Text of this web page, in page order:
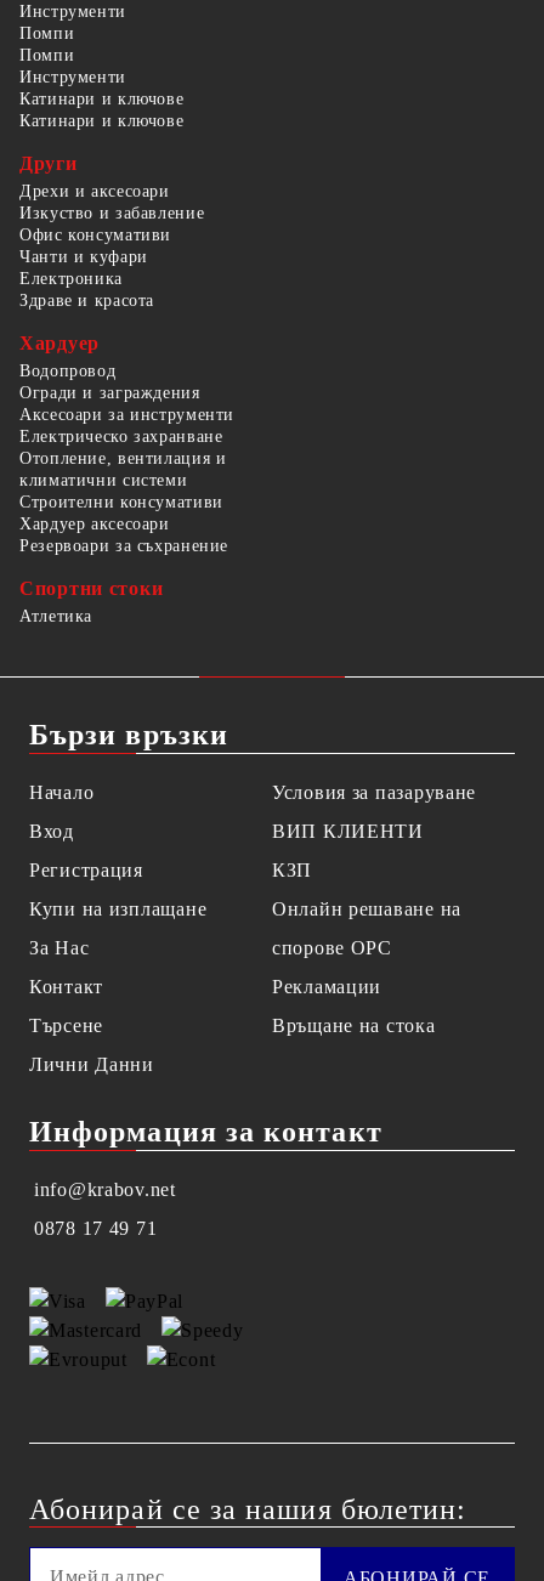
Инструменти
Помпи
Помпи
Инструменти
Катинари и ключове
Катинари и ключове
Други
Дрехи и аксесоари
Изкуство и забавление
Офис консумативи
Чанти и куфари
Електроника
Здраве и красота
Хардуер
Водопровод
Огради и заграждения
Аксесоари за инструменти
Електрическо захранване
Отопление, вентилация и
климатични системи
Строителни консумативи
Хардуер аксесоари
Резервоари за съхранение
Спортни стоки
Атлетика
Бързи връзки
Начало
Вход
Регистрация
Купи на изплащане
За Нас
Контакт
Търсене
Лични Данни
Условия за пазаруване
ВИП КЛИЕНТИ
КЗП
Онлайн решаване на
спорове OPC
Рекламации
Връщане на стока
Информация за контакт
info@krabov.net
0878 17 49 71
Абонирай се за нашия бюлетин: